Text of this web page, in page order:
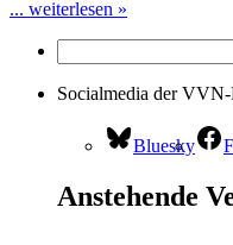
... weiterlesen »
Socialmedia der
Bluesky
Anstehende